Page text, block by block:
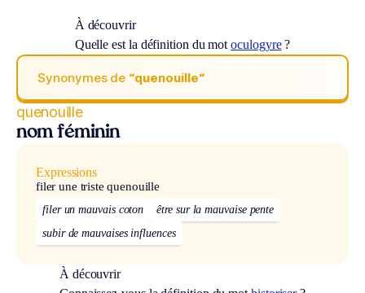
À découvrir
Quelle est la définition du motoculogyre?
Synonymes de “quenouille“
quenouille
nom féminin
Expressions
filer une triste quenouille
filer un mauvais coton
être sur la mauvaise pente
subir de mauvaises influences
À découvrir